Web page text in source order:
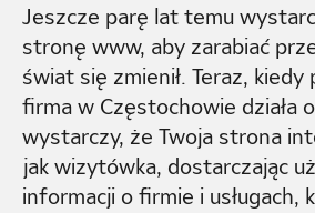
Jeszcze parę lat temu
stronę www, aby zarabiać
świat się zmienił. Teraz, kiedy
firma w Częstochowie działa
wystarczy, że Twoja strona
jak wizytówka, dostarczając
informacji o firmie i usługach,